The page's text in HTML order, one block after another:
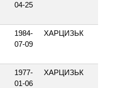
04-25
1984-
07-09
ХАРЦИЗЬК
1977-
01-06
ХАРЦИЗЬК